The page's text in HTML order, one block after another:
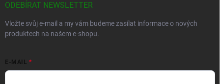
ODEBÍRAT NEWSLETTER
Vložte svůj e-mail a my vám budeme zasílat informace o nových
produktech na našem e-shopu.
E-MAIL